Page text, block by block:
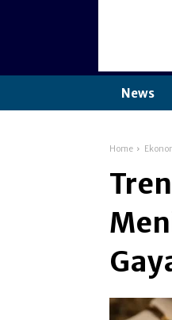
News
Home